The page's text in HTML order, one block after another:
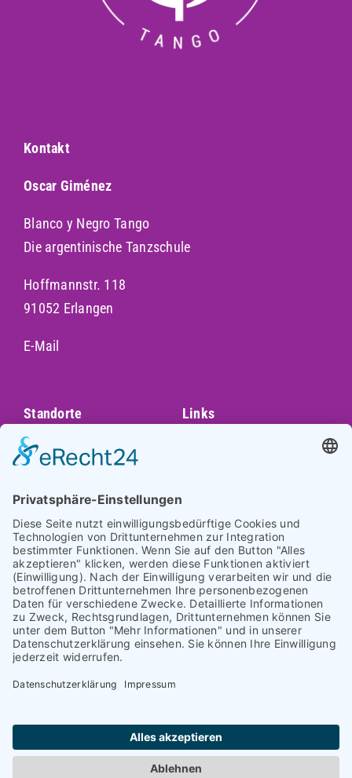
Kontakt
Oscar Giménez
Blanco y Negro Tango
Die argentinische Tanzschule
Hoffmannstr. 118
91052 Erlangen
E-Mail
Standorte
Augsburg
Darmstadt
Frankfurt
Heidelberg
Hofheim am
Taunus
Mannheim
München
Nürnberg
Regensburg
Links
Impressum
Datenschutz
Cookie-Einstellungen